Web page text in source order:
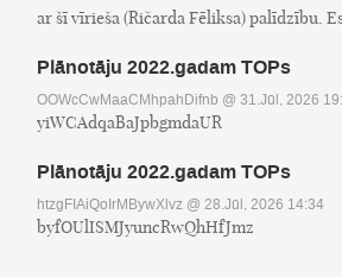
ar šī vīrieša (Ričarda Fēliksa) palīdzību.
Plānotāju 2022.gadam TOPs
OOWcCwMaaCMhpahDifnb @ 31.Jūl, 2026
yiWCAdqaBaJpbgmdaUR
Plānotāju 2022.gadam TOPs
htzgFIAiQoIrMBywXlvz @ 28.Jūl, 2026 14:34
byfOUlISMJyuncRwQhHfJmz